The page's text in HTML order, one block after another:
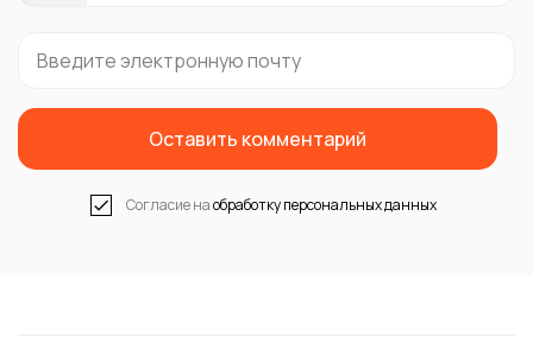
Оставить комментарий
Согласие наобработку персональных данных